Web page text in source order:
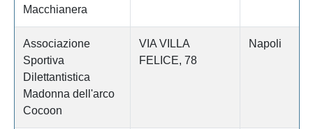
Macchianera
Associazione
Sportiva
Dilettantistica
Madonna dell'arco
Cocoon
VIA VILLA
FELICE, 78
Napoli